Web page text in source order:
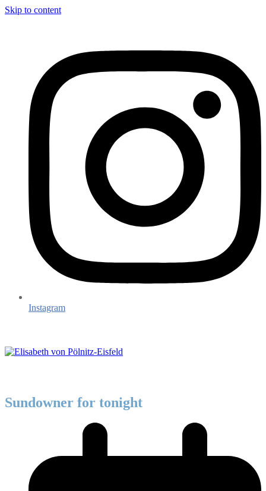
Skip to content
Instagram
Sundowner for tonight